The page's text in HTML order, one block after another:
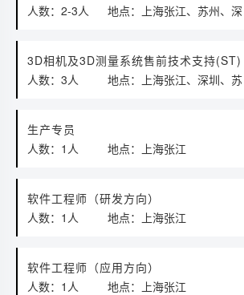
人数：2-3人
地点：上海张江、苏州、深
3D相机及3D测量系统售前技术支持(ST)
人数：3人
地点：上海张江、深圳、苏
生产专员
人数：1人
地点：上海张江
软件工程师（研发方向）
人数：1人
地点：上海张江
软件工程师（应用方向）
人数：1人
地点：上海张江